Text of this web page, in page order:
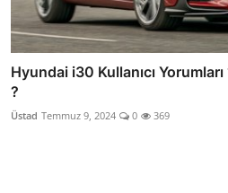
Hyundai i30 Kullanıcı
?
Üstad Temmuz 9, 2024 0 369